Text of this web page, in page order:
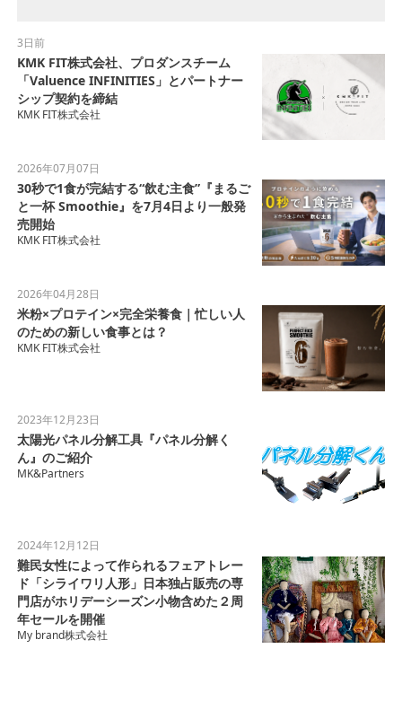
3日前
KMK FIT株式会社、プロダンスチーム
「Valuence INFINITIES」とパートナー
シップ契約を締結
KMK FIT株式会社
2026年07月07日
30秒で1食が完結する“飲む主食”『まるご
と一杯 Smoothie』を7月4日より一般発
売開始
KMK FIT株式会社
2026年04月28日
米粉×プロテイン×完全栄養食｜忙しい人
のための新しい食事とは？
KMK FIT株式会社
2023年12月23日
太陽光パネル分解工具『パネル分解く
ん』のご紹介
MK&Partners
2024年12月12日
難民女性によって作られるフェアトレー
ド「シライワリ人形」日本独占販売の専
門店がホリデーシーズン小物含めた２周
年セールを開催
My brand株式会社